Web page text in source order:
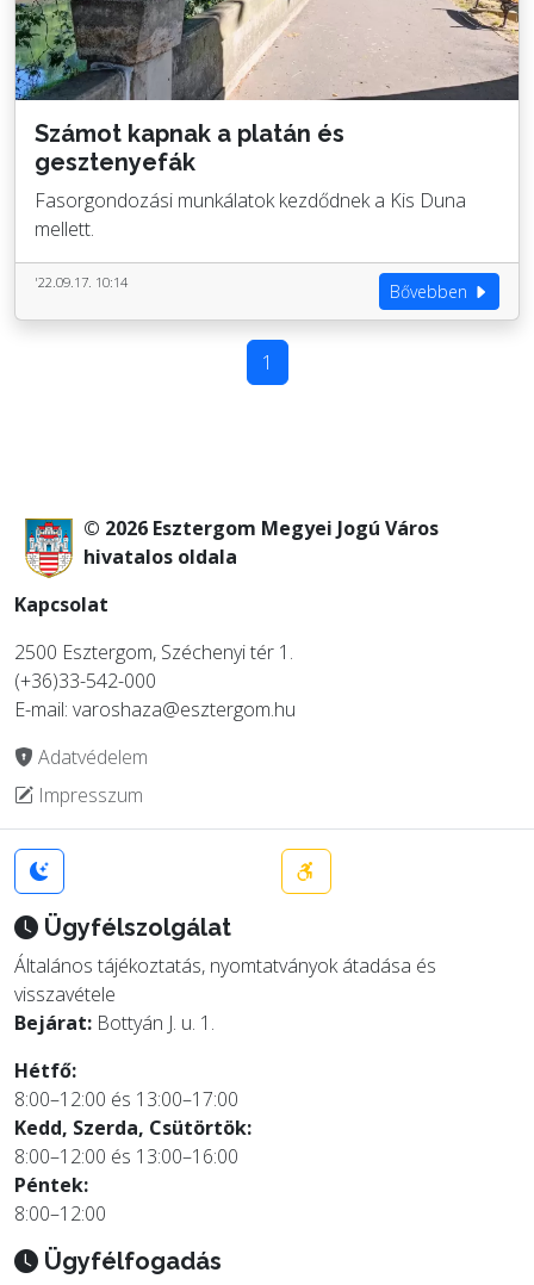
Számot kapnak a platán és
gesztenyefák
Fasorgondozási munkálatok kezdődnek a Kis Duna
mellett.
'22.09.17. 10:14 Bővebben
1
© 2026 Esztergom Megyei Jogú Város
hivatalos oldala
Kapcsolat
2500 Esztergom, Széchenyi tér 1.
(+36)33-542-000
E-mail: varoshaza@esztergom.hu
Adatvédelem
Impresszum
Ügyfélszolgálat
Általános tájékoztatás, nyomtatványok átadása és
visszavétele
Bejárat: Bottyán J. u. 1.
Hétfő:
8:00–12:00 és 13:00–17:00
Kedd, Szerda, Csütörtök:
8:00–12:00 és 13:00–16:00
Péntek:
8:00–12:00
Ügyfélfogadás